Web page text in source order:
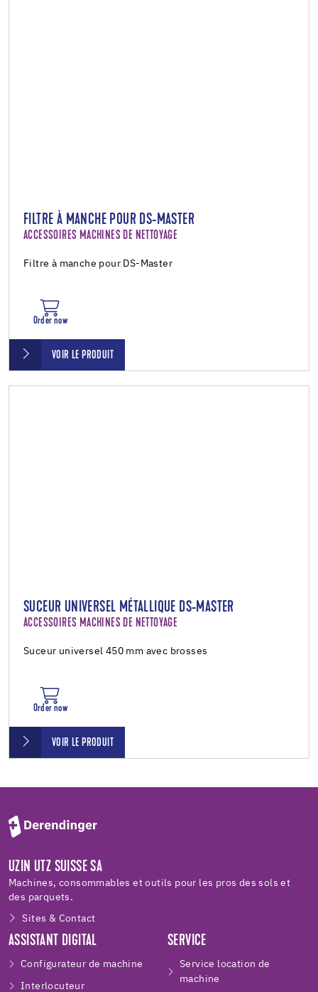
FILTRE À MANCHE POUR DS-MASTER
ACCESSOIRES MACHINES DE NETTOYAGE
Filtre à manche pour DS-Master
Order now
VOIR LE PRODUIT
SUCEUR UNIVERSEL MÉTALLIQUE DS-MASTER
ACCESSOIRES MACHINES DE NETTOYAGE
Suceur universel 450 mm avec brosses
Order now
VOIR LE PRODUIT
UZIN UTZ SUISSE SA
Machines, consommables et outils pour les pros des sols et
des parquets.
Sites & Contact
ASSISTANT DIGITAL
Configurateur de machine
Interlocuteur
SERVICE
Service location de
machine